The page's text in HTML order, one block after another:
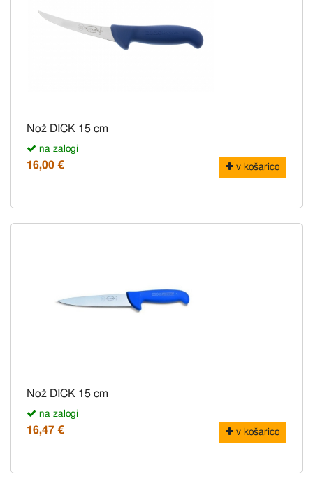
Nož DICK 15 cm
na zalogi
16,00 € v košarico
Nož DICK 15 cm
na zalogi
16,47 € v košarico